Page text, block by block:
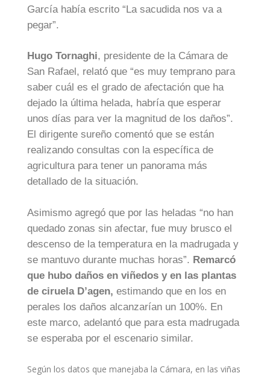
García había escrito “La sacudida nos va a
pegar”.
Hugo Tornaghi, presidente de la Cámara de
San Rafael, relató que “es muy temprano para
saber cuál es el grado de afectación que ha
dejado la última helada, habría que esperar
unos días para ver la magnitud de los daños”.
El dirigente sureño comentó que se están
realizando consultas con la específica de
agricultura para tener un panorama más
detallado de la situación.
Asimismo agregó que por las heladas “no han
quedado zonas sin afectar, fue muy brusco el
descenso de la temperatura en la madrugada y
se mantuvo durante muchas horas”. Remarcó
que hubo daños en viñedos y en las plantas
de ciruela D’agen, estimando que en los en
perales los daños alcanzarían un 100%. En
este marco, adelantó que para esta madrugada
se esperaba por el escenario similar.
Según los datos que manejaba la Cámara, en las viñas